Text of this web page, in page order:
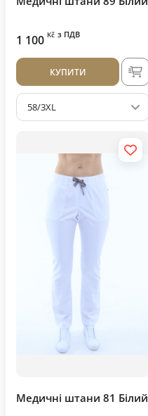
1 100 Kč з ПДВ
КУПИТИ
58/3XL
Медичні штани 81 Білий